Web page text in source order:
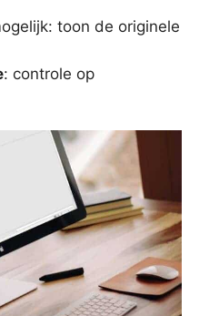
toon de originele
: controle op